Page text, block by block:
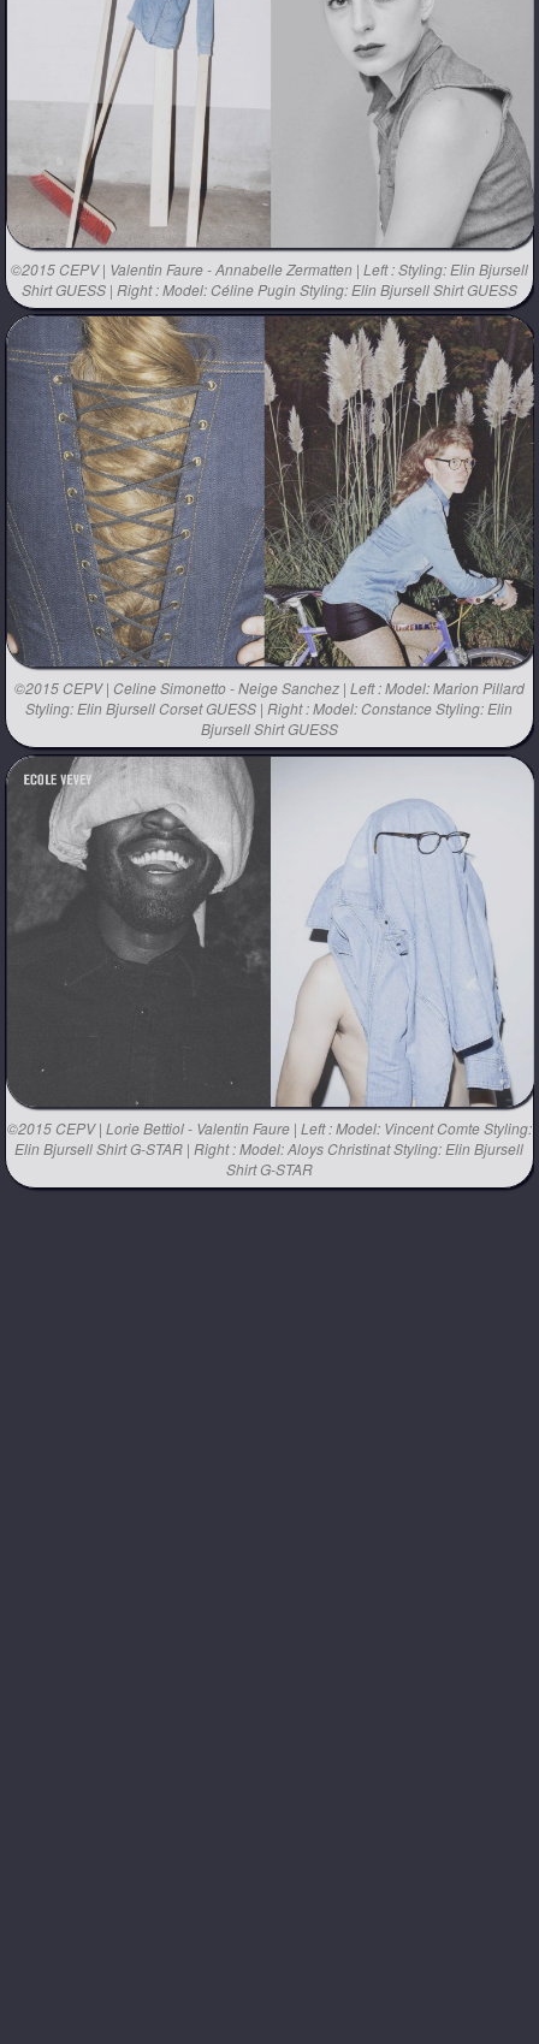
©2015 CEPV | Valentin Faure - Annabelle Zermatten | Left : Styling: Elin Bjursell
Shirt GUESS | Right : Model: Céline Pugin Styling: Elin Bjursell Shirt GUESS
©2015 CEPV | Celine Simonetto - Neige Sanchez | Left : Model: Marion Pillard
Styling: Elin Bjursell Corset GUESS | Right : Model: Constance Styling: Elin
Bjursell Shirt GUESS
©2015 CEPV | Lorie Bettiol - Valentin Faure | Left : Model: Vincent Comte Styling:
Elin Bjursell Shirt G-STAR | Right : Model: Aloys Christinat Styling: Elin Bjursell
Shirt G-STAR